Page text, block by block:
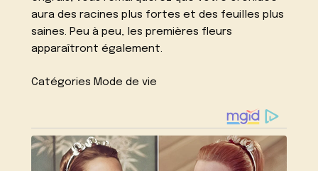
aura des racines plus fortes et des feuilles plus
saines. Peu à peu, les premières fleurs
apparaîtront également.
Catégories Mode de vie